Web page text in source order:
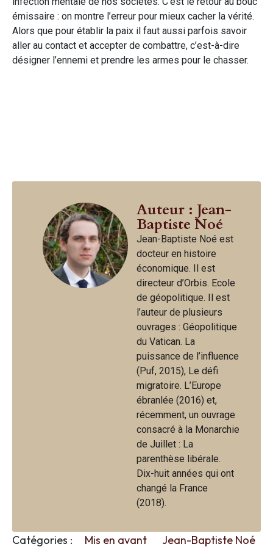
émissaire : on montre l’erreur pour mieux cacher la vérité.
Alors que pour établir la paix il faut aussi parfois savoir
aller au contact et accepter de combattre, c’est-à-dire
désigner l’ennemi et prendre les armes pour le chasser.
Auteur : Jean-
Baptiste Noé
Jean-Baptiste Noé est
docteur en histoire
économique. Il est
directeur d’Orbis. Ecole
de géopolitique. Il est
l’auteur de plusieurs
ouvrages : Géopolitique
du Vatican. La
puissance de l’influence
(Puf, 2015), Le défi
migratoire. L’Europe
ébranlée (2016) et,
récemment, un ouvrage
consacré à la Monarchie
de Juillet : La
parenthèse libérale.
Dix-huit années qui ont
changé la France
(2018).
Catégories : Mis en avant Jean-Baptiste Noé